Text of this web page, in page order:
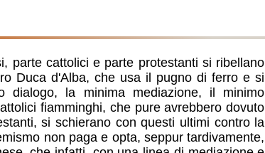
parte cattolici e parte protestanti si ribellano
Duca d'Alba, che usa il pugno di ferro e si
la minima mediazione, il minimo
fiamminghi, che pure avrebbero dovuto
si schierano con questi ultimi contro la
non paga e opta, seppur tardivamente,